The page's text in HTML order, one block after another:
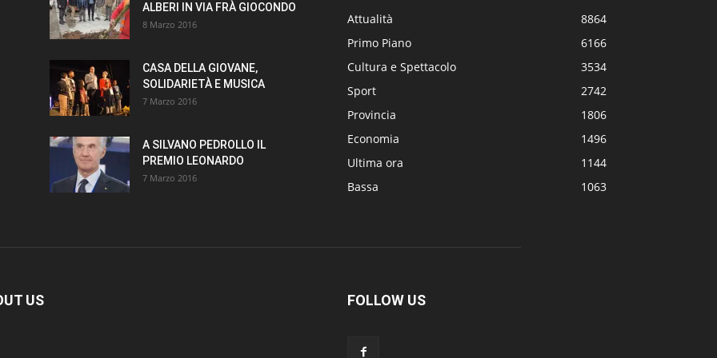
ALBERI IN VIA FRÀ GIOCONDO
8 Marzo 2016
CASA DELLA GIOVANE,
SOLIDARIETÀ E MUSICA
7 Marzo 2016
A SILVANO PEDROLLO IL
PREMIO LEONARDO
7 Marzo 2016
Attualità
8864
Primo Piano
6166
Cultura e Spettacolo
3534
Sport
2742
Provincia
1806
Economia
1496
Ultima ora
1144
Bassa
1063
US FOLLOW US